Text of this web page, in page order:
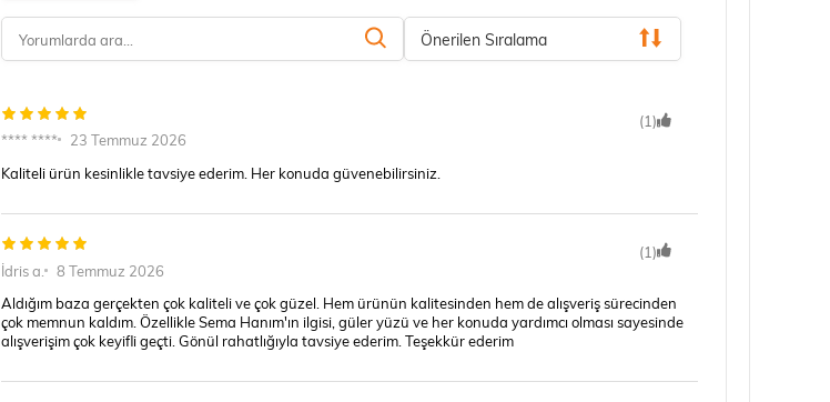
Önerilen Sıralama
(1)
**** ****
23 Temmuz 2026
Kaliteli ürün kesinlikle tavsiye ederim. Her konuda güvenebilirsiniz.
(1)
İdris a.
8 Temmuz 2026
Aldığım baza gerçekten çok kaliteli ve çok güzel. Hem ürünün kalitesinden hem de alışveriş sürecinden
çok memnun kaldım. Özellikle Sema Hanım'ın ilgisi, güler yüzü ve her konuda yardımcı olması sayesinde
alışverişim çok keyifli geçti. Gönül rahatlığıyla tavsiye ederim. Teşekkür ederim